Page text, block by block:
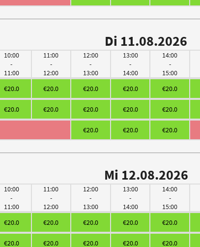
Di 11.08.2026
10:00
-
11:00
11:00
-
12:00
12:00
-
13:00
13:00
-
14:00
14:00
-
15:00
€20.0 €20.0 €20.0 €20.0 €20.0
€20.0 €20.0 €20.0 €20.0 €20.0
€20.0 €20.0 €20.0
Mi 12.08.2026
10:00
-
11:00
11:00
-
12:00
12:00
-
13:00
13:00
-
14:00
14:00
-
15:00
€20.0 €20.0 €20.0 €20.0 €20.0
€20.0 €20.0 €20.0 €20.0 €20.0